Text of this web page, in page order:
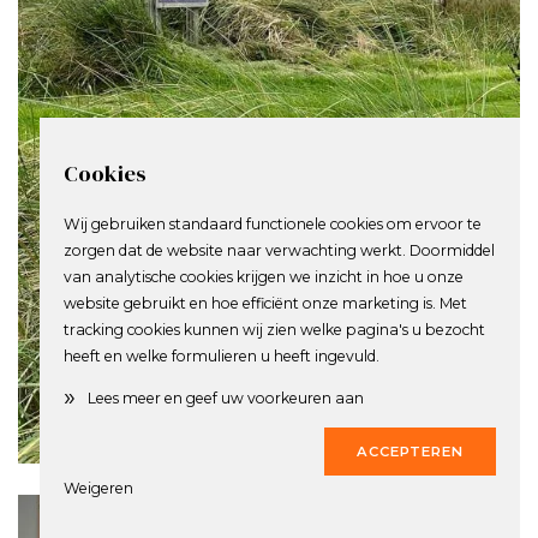
Cookies
Wij gebruiken standaard functionele cookies om ervoor te
zorgen dat de website naar verwachting werkt. Doormiddel
van analytische cookies krijgen we inzicht in hoe u onze
website gebruikt en hoe efficiënt onze marketing is. Met
tracking cookies kunnen wij zien welke pagina's u bezocht
heeft en welke formulieren u heeft ingevuld.
» Lees meer en geef uw voorkeuren aan
ACCEPTEREN
Weigeren